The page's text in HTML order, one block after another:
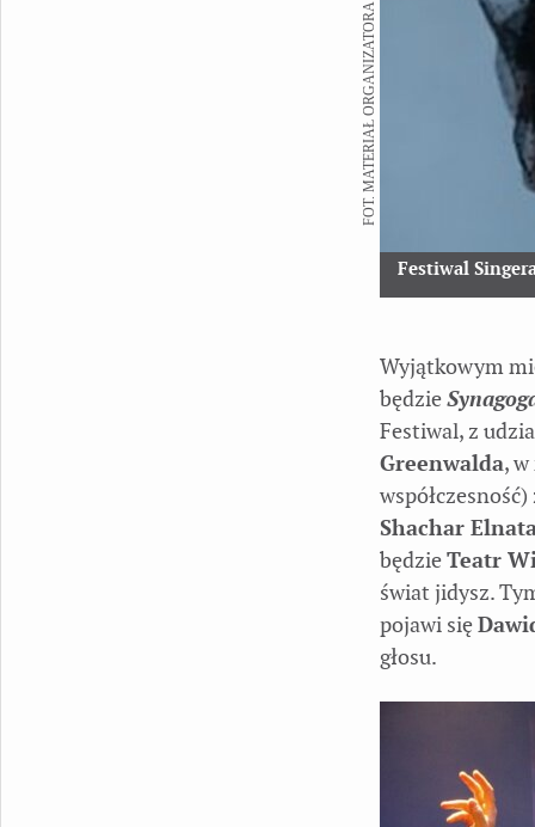
Festiwal
FOT. MATERIAŁ ORGANIZATORA
Wyjątkowym
będzie
Festiwal, z
Greenwalda,
Shachar
będzieTeatr
świat jidysz.
pojawi się
głosu.